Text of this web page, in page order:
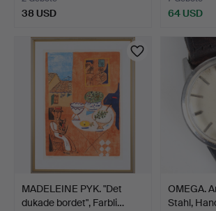
38 USD 64 USD
MADELEINE PYK. "Det
dukade bordet", Farbli…
OMEGA.
Stahl,